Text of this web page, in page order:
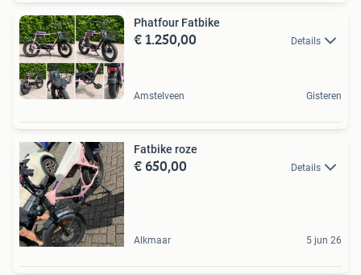
Phatfour Fatbike
€ 1.250,00 Details
Amstelveen Gisteren
Fatbike roze
€ 650,00 Details
Alkmaar 5 jun 26